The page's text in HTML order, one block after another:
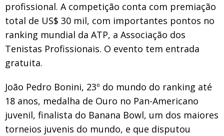
profissional. A competição conta com premiação
total de US$ 30 mil, com importantes pontos no
ranking mundial da ATP, a Associação dos
Tenistas Profissionais. O evento tem entrada
gratuita.
João Pedro Bonini, 23º do mundo do ranking até
18 anos, medalha de Ouro no Pan-Americano
juvenil, finalista do Banana Bowl, um dos maiores
torneios juvenis do mundo, e que disputou